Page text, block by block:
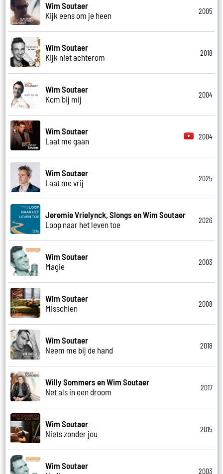
Wim Soutaer
Kijk eens om je heen
2005
Wim Soutaer
Kijk niet achterom
2018
Wim Soutaer
Kom bij mij
2004
Wim Soutaer
Laat me gaan
2004
Wim Soutaer
Laat me vrij
2025
Jeremie Vrielynck, Slongs en Wim Soutaer
Loop naar het leven toe
2026
Wim Soutaer
Magie
2003
Wim Soutaer
Misschien
2008
Wim Soutaer
Neem me bij de hand
2018
Willy Sommers en Wim Soutaer
Net als in een droom
2017
Wim Soutaer
Niets zonder jou
2015
Wim Soutaer
2003